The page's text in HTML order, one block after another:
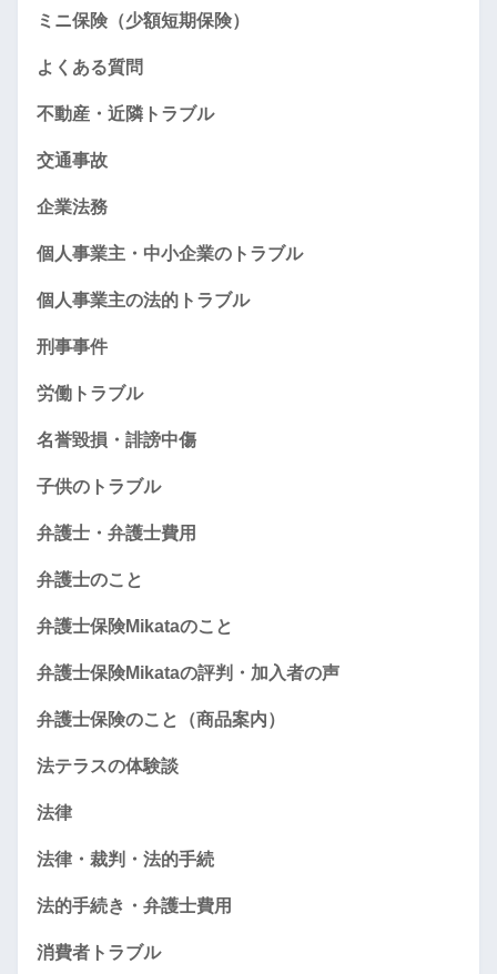
ミニ保険（少額短期保険）
よくある質問
不動産・近隣トラブル
交通事故
企業法務
個人事業主・中小企業のトラブル
個人事業主の法的トラブル
刑事事件
労働トラブル
名誉毀損・誹謗中傷
子供のトラブル
弁護士・弁護士費用
弁護士のこと
弁護士保険Mikataのこと
弁護士保険Mikataの評判・加入者の声
弁護士保険のこと（商品案内）
法テラスの体験談
法律
法律・裁判・法的手続
法的手続き・弁護士費用
消費者トラブル